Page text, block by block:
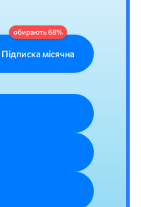
Підписка місячна